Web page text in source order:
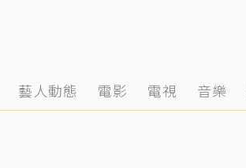
藝人動態 電影 電視 音樂